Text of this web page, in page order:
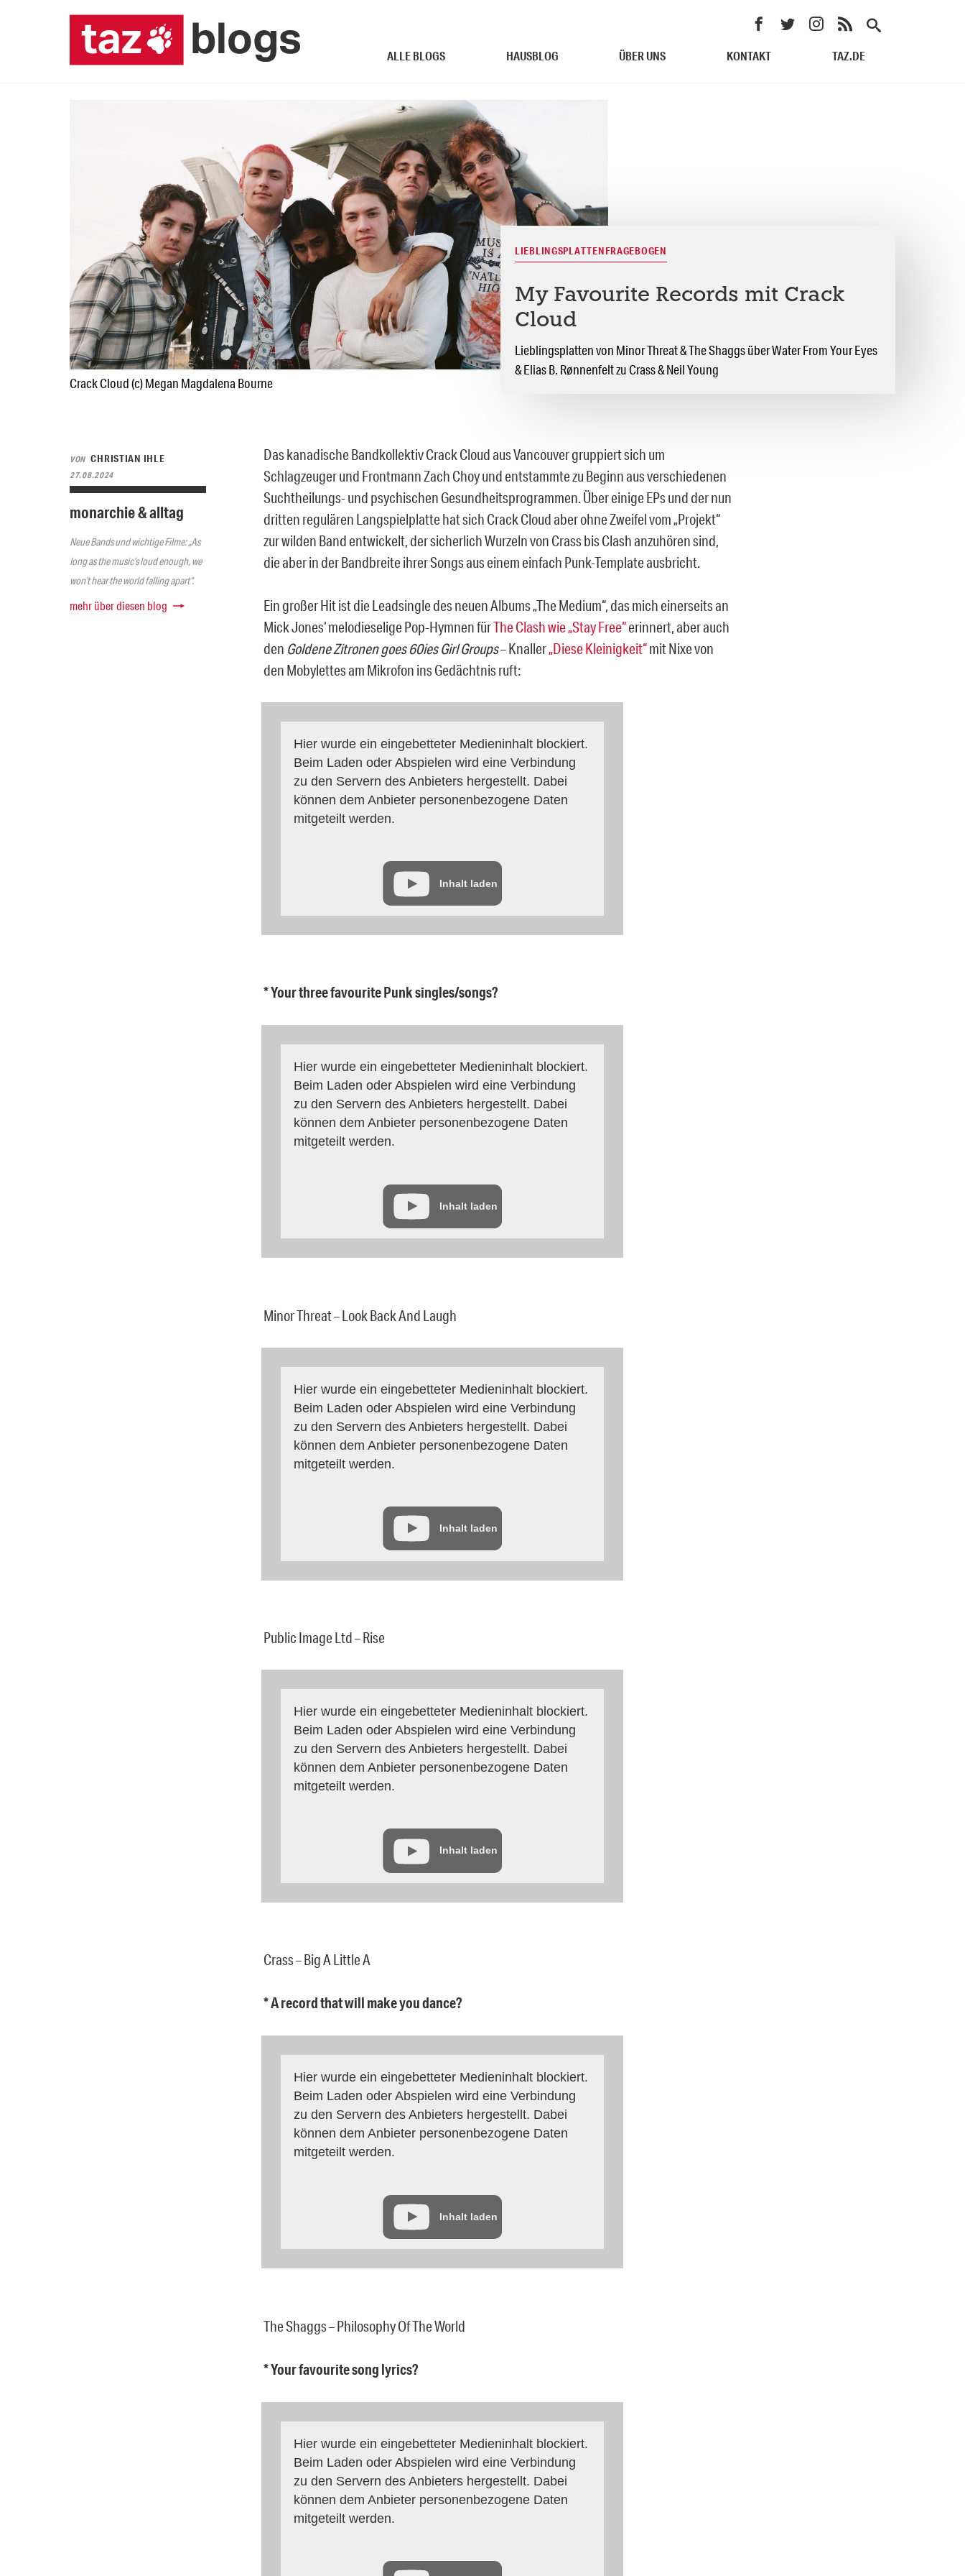
ALLE BLOGS HAUSBLOG ÜBER UNS KONTAKT TAZ.DE
Crack Cloud (c) Megan Magdalena Bourne
LIEBLINGSPLATTENFRAGEBOGEN
My Favourite Records mit Crack
Cloud
Lieblingsplatten von Minor Threat & The Shaggs über Water From Your Eyes
& Elias B. Rønnenfelt zu Crass & Neil Young
VON CHRISTIAN IHLE
27.08.2024
monarchie & alltag
Neue Bands und wichtige Filme: „As
long as the music’s loud enough, we
won’t hear the world falling apart“.
mehr über diesen blog
Das kanadische Bandkollektiv Crack Cloud aus Vancouver gruppiert sich um
Schlagzeuger und Frontmann Zach Choy und entstammte zu Beginn aus verschiedenen
Suchtheilungs- und psychischen Gesundheitsprogrammen. Über einige EPs und der nun
dritten regulären Langspielplatte hat sich Crack Cloud aber ohne Zweifel vom „Projekt“
zur wilden Band entwickelt, der sicherlich Wurzeln von Crass bis Clash anzuhören sind,
die aber in der Bandbreite ihrer Songs aus einem einfach Punk-Template ausbricht.
Ein großer Hit ist die Leadsingle des neuen Albums „The Medium“, das mich einerseits an
Mick Jones‘ melodieselige Pop-Hymnen fürThe Clash wie „Stay Free“erinnert, aber auch
den Goldene Zitronen goes 60ies Girl Groups– Knaller„Diese Kleinigkeit“mit Nixe von
den Mobylettes am Mikrofon ins Gedächtnis ruft:
Hier wurde ein eingebetteter Medieninhalt blockiert.
Beim Laden oder Abspielen wird eine Verbindung
zu den Servern des Anbieters hergestellt. Dabei
können dem Anbieter personenbezogene Daten
mitgeteilt werden.
Inhalt laden
* Your three favourite Punk singles/songs?
Hier wurde ein eingebetteter Medieninhalt blockiert.
Beim Laden oder Abspielen wird eine Verbindung
zu den Servern des Anbieters hergestellt. Dabei
können dem Anbieter personenbezogene Daten
mitgeteilt werden.
Inhalt laden
Minor Threat – Look Back And Laugh
Hier wurde ein eingebetteter Medieninhalt blockiert.
Beim Laden oder Abspielen wird eine Verbindung
zu den Servern des Anbieters hergestellt. Dabei
können dem Anbieter personenbezogene Daten
mitgeteilt werden.
Inhalt laden
Public Image Ltd – Rise
Hier wurde ein eingebetteter Medieninhalt blockiert.
Beim Laden oder Abspielen wird eine Verbindung
zu den Servern des Anbieters hergestellt. Dabei
können dem Anbieter personenbezogene Daten
mitgeteilt werden.
Inhalt laden
Crass – Big A Little A
* A record that will make you dance?
Hier wurde ein eingebetteter Medieninhalt blockiert.
Beim Laden oder Abspielen wird eine Verbindung
zu den Servern des Anbieters hergestellt. Dabei
können dem Anbieter personenbezogene Daten
mitgeteilt werden.
Inhalt laden
The Shaggs – Philosophy Of The World
* Your favourite song lyrics?
Hier wurde ein eingebetteter Medieninhalt blockiert.
Beim Laden oder Abspielen wird eine Verbindung
zu den Servern des Anbieters hergestellt. Dabei
können dem Anbieter personenbezogene Daten
mitgeteilt werden.